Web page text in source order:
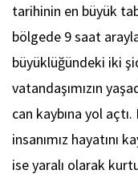
tarihinin en büyük
bölgede 9 saat
büyüklüğündeki iki
vatandaşımızın
can kaybına yol
insanımız hayatını
ise yaralı olarak